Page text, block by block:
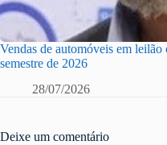
Vendas de automóveis em
semestre de 2026
28/07/2026
Deixe um comentário